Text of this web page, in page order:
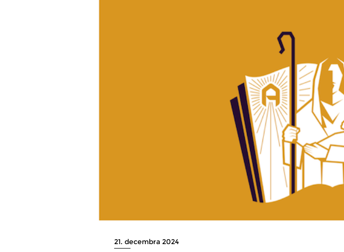
21. decembra 2024